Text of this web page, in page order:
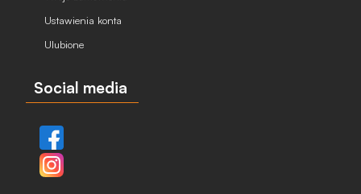
Ustawienia konta
Ulubione
Social media